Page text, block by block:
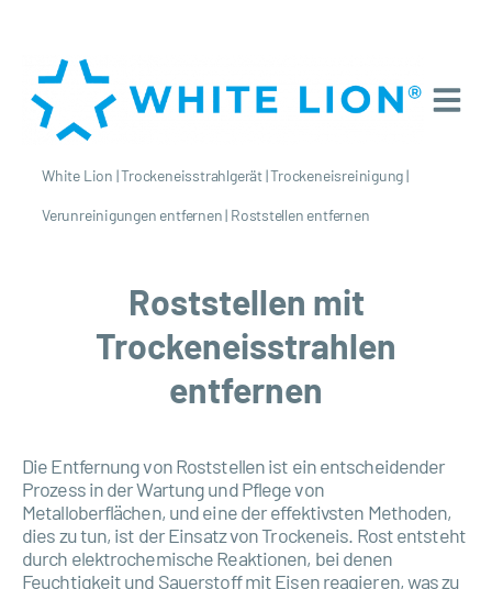
White Lion |Trockeneisstrahlgerät|Trockeneisreinigung|
Verunreinigungen entfernen| Roststellen entfernen
Roststellen mit
Trockeneisstrahlen
entfernen
Die Entfernung von Roststellen ist ein entscheidender
Prozess in der Wartung und Pflege von
Metalloberflächen, und eine der effektivsten Methoden,
dies zu tun, ist der Einsatz von Trockeneis. Rost entsteht
durch elektrochemische Reaktionen, bei denen
Feuchtigkeit und Sauerstoff mit Eisen reagieren, was zu